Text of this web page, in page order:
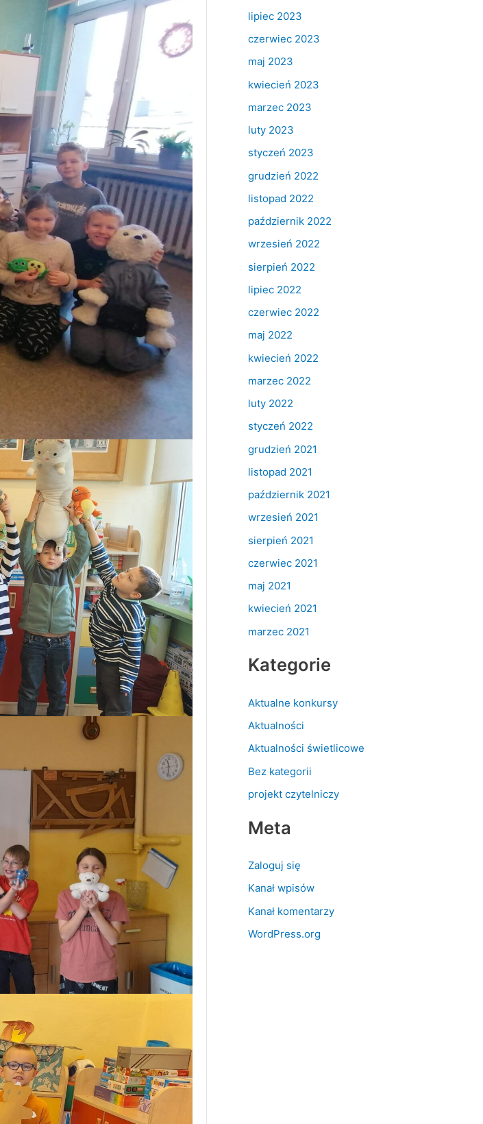
lipiec 2023
czerwiec 2023
maj 2023
kwiecień 2023
marzec 2023
luty 2023
styczeń 2023
grudzień 2022
listopad 2022
październik 2022
wrzesień 2022
sierpień 2022
lipiec 2022
czerwiec 2022
maj 2022
kwiecień 2022
marzec 2022
luty 2022
styczeń 2022
grudzień 2021
listopad 2021
październik 2021
wrzesień 2021
sierpień 2021
czerwiec 2021
maj 2021
kwiecień 2021
marzec 2021
Kategorie
Aktualne konkursy
Aktualności
Aktualności świetlicowe
Bez kategorii
projekt czytelniczy
Meta
Zaloguj się
Kanał wpisów
Kanał komentarzy
WordPress.org